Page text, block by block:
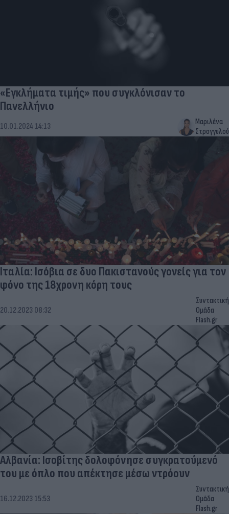
«Εγκλήματα τιμής» που συγκλόνισαν το
Πανελλήνιο
10.01.2024 14:13
Μαριλένα
Στρογγυλού
Ιταλία: Ισόβια σε δυο Πακιστανούς γονείς για τον
φόνο της 18χρονη κόρη τους
20.12.2023 08:32
Συντακτική
Ομάδα
Flash.gr
Αλβανία: Ισοβίτης δολοφόνησε συγκρατούμενό
του με όπλο που απέκτησε μέσω ντρόουν
16.12.2023 15:53
Συντακτική
Ομάδα
Flash.gr